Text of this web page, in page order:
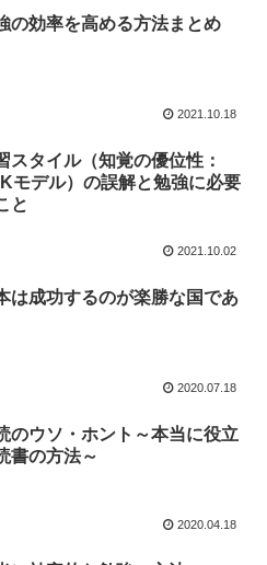
の効率を高める方法まとめ
2021.10.18
スタイル（知覚の優位性：
モデル）の誤解と勉強に必要
と
2021.10.02
は成功するのが楽勝な国であ
2020.07.18
のウソ・ホント～本当に役立
書の方法～
2020.04.18